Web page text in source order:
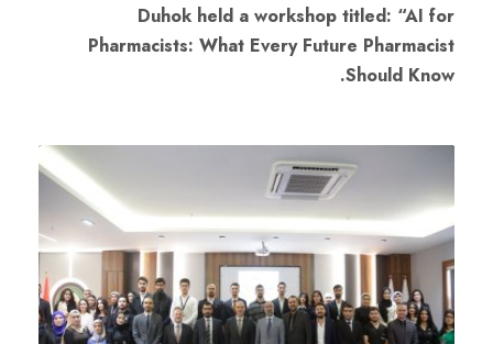
Duhok held a workshop titled: “AI for
Pharmacists: What Every Future Pharmacist
Should Know.